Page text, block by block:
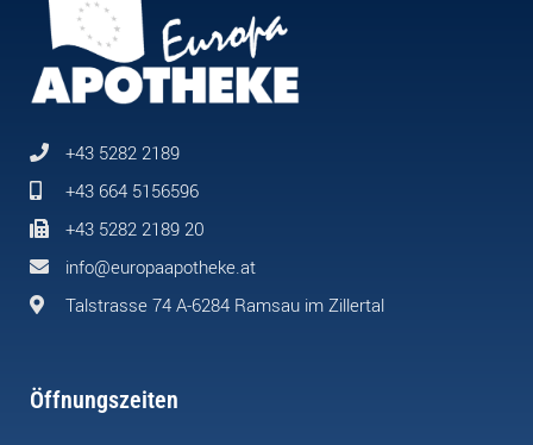
+43 5282 2189
+43 664 5156596
+43 5282 2189 20
info@europaapotheke.at
Talstrasse 74 A-6284 Ramsau im Zillertal
Öffnungszeiten